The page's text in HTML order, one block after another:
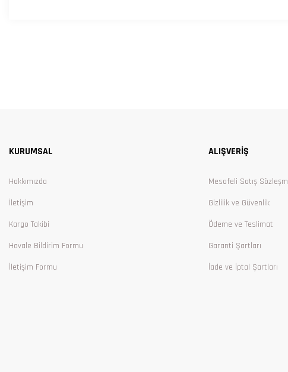
KURUMSAL
Hakkımızda
İletişim
Kargo Takibi
Havale Bildirim Formu
İletişim Formu
ALIŞVERİŞ
Mesafeli Satış
Gizlilik ve Güvenlik
Ödeme ve Teslimat
Garanti Şartları
İade ve İptal Şartları